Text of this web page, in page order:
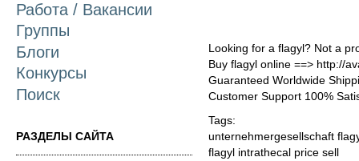
Работа / Вакансии
Группы
Блоги
Конкурсы
Поиск
РАЗДЕЛЫ САЙТА
Looking for a flagyl? Not a
Buy flagyl online ==> http://
Guaranteed Worldwide
Customer Support 100%
Tags:
unternehmergesellschaft
flagyl intrathecal price sell